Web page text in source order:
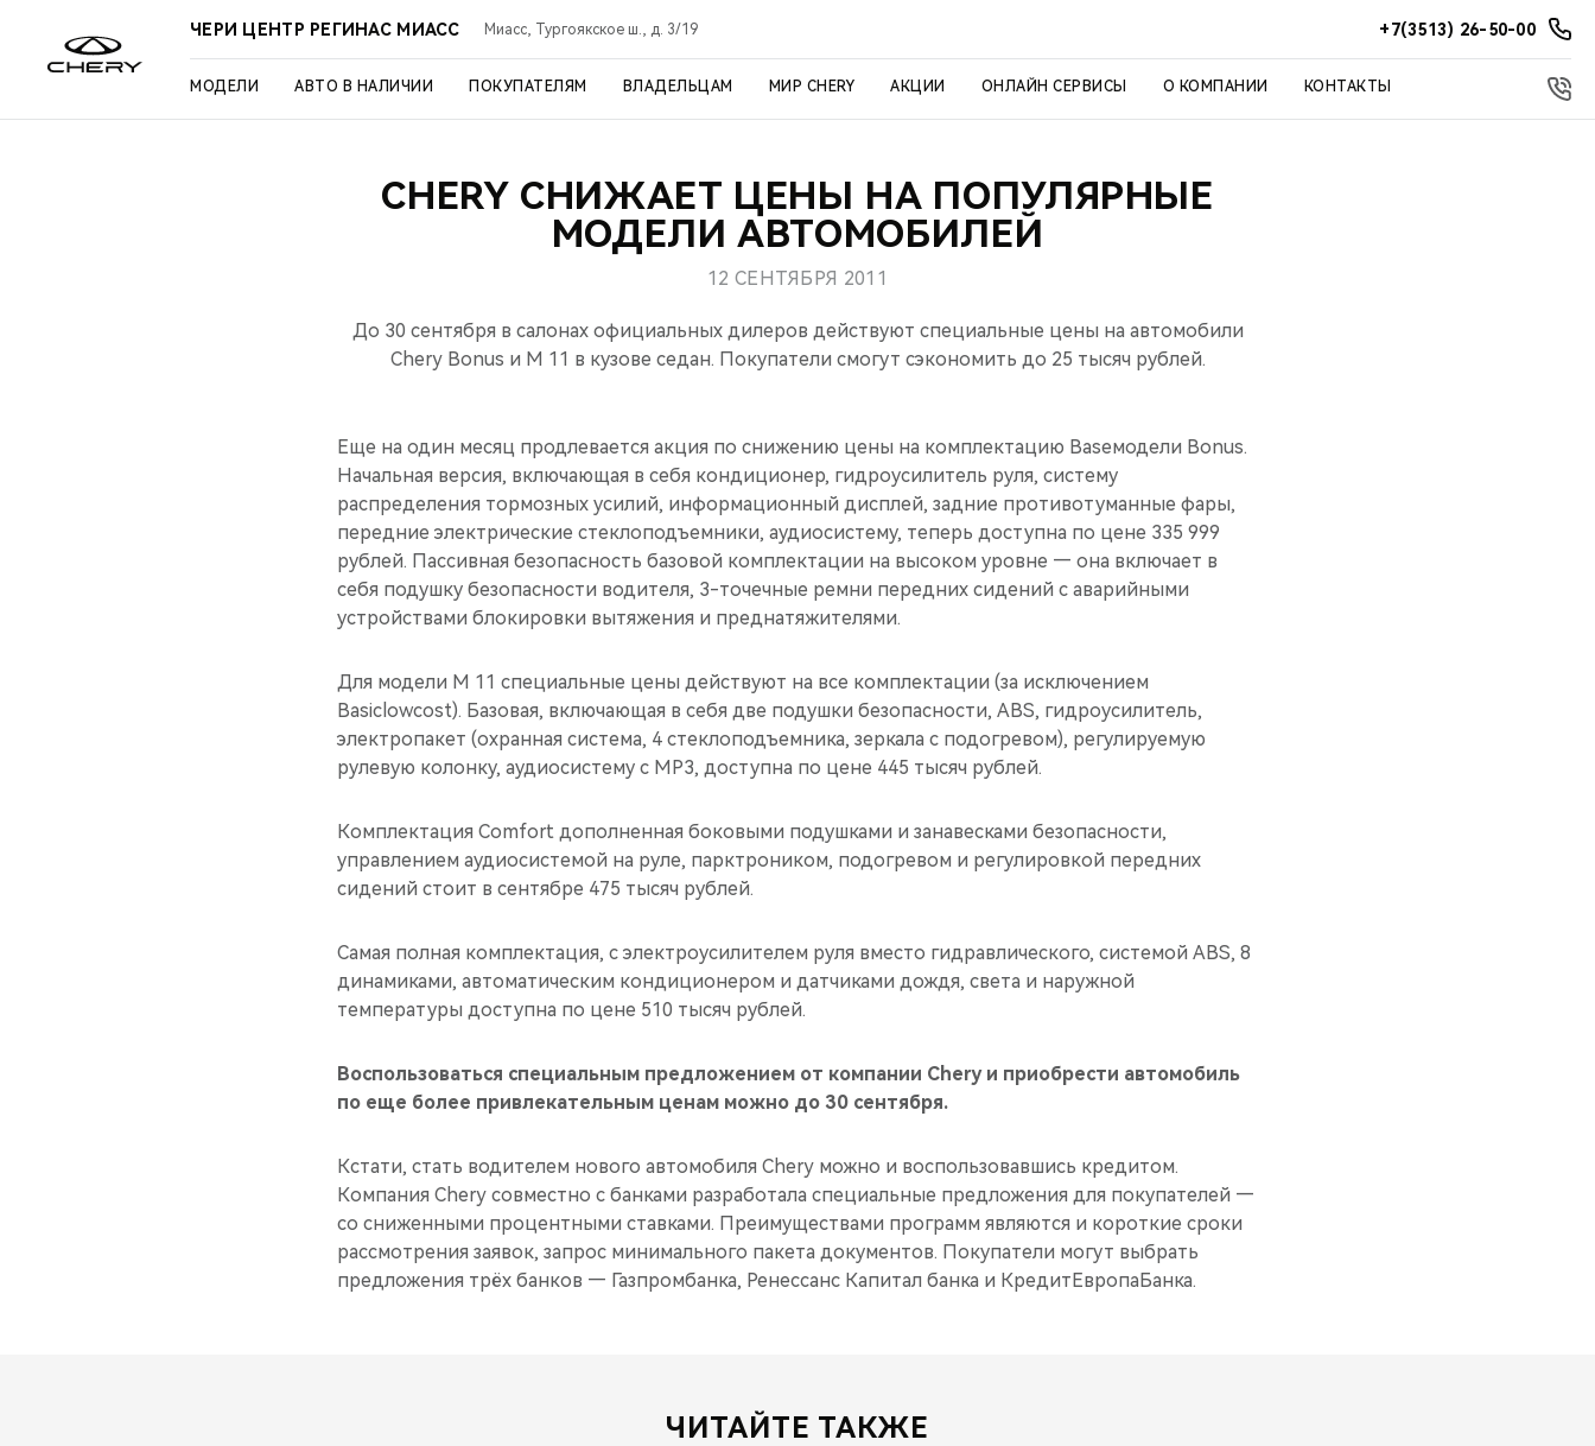
ЧЕРИ ЦЕНТР РЕГИНАС МИАСС Миасс, Тургоякское ш., д. 3/19 +7(3513) 26-50-00
МОДЕЛИ АВТО В НАЛИЧИИ ПОКУПАТЕЛЯМ ВЛАДЕЛЬЦАМ МИР CHERY АКЦИИ ОНЛАЙН СЕРВИСЫ О КОМПАНИИ КОНТАКТЫ
CHERY СНИЖАЕТ ЦЕНЫ НА ПОПУЛЯРНЫЕ
МОДЕЛИ АВТОМОБИЛЕЙ
12 СЕНТЯБРЯ 2011
До 30 сентября в салонах официальных дилеров действуют специальные цены на автомобили
Chery Bonus и M 11 в кузове седан. Покупатели смогут сэкономить до 25 тысяч рублей.
Еще на один месяц продлевается акция по снижению цены на комплектацию Baseмодели Bonus.
Начальная версия, включающая в себя кондиционер, гидроусилитель руля, систему
распределения тормозных усилий, информационный дисплей, задние противотуманные фары,
передние электрические стеклоподъемники, аудиосистему, теперь доступна по цене 335 999
рублей. Пассивная безопасность базовой комплектации на высоком уровне — она включает в
себя подушку безопасности водителя, 3-точечные ремни передних сидений с аварийными
устройствами блокировки вытяжения и преднатяжителями.
Для модели M 11 специальные цены действуют на все комплектации (за исключением
Basiclowcost). Базовая, включающая в себя две подушки безопасности, ABS, гидроусилитель,
электропакет (охранная система, 4 стеклоподъемника, зеркала с подогревом), регулируемую
рулевую колонку, аудиосистему с МР3, доступна по цене 445 тысяч рублей.
Комплектация Comfort дополненная боковыми подушками и занавесками безопасности,
управлением аудиосистемой на руле, парктроником, подогревом и регулировкой передних
сидений стоит в сентябре 475 тысяч рублей.
Самая полная комплектация, с электроусилителем руля вместо гидравлического, системой ABS, 8
динамиками, автоматическим кондиционером и датчиками дождя, света и наружной
температуры доступна по цене 510 тысяч рублей.
Воспользоваться специальным предложением от компании Chery и приобрести автомобиль
по еще более привлекательным ценам можно до 30 сентября.
Кстати, стать водителем нового автомобиля Chery можно и воспользовавшись кредитом.
Компания Chery совместно с банками разработала специальные предложения для покупателей —
со сниженными процентными ставками. Преимуществами программ являются и короткие сроки
рассмотрения заявок, запрос минимального пакета документов. Покупатели могут выбрать
предложения трёх банков — Газпромбанка, Ренессанс Капитал банка и КредитЕвропаБанка.
ЧИТАЙТЕ ТАКЖЕ